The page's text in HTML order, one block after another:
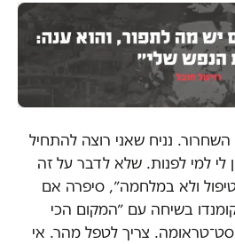
נניח שאני רוצה להתחיל
לי למי לפנות. שלא לדבר על זה
ולא במלחמה״, סיפרה אם
בשיחה עם ״המקום הכי
צריך לטפל מהר. אי